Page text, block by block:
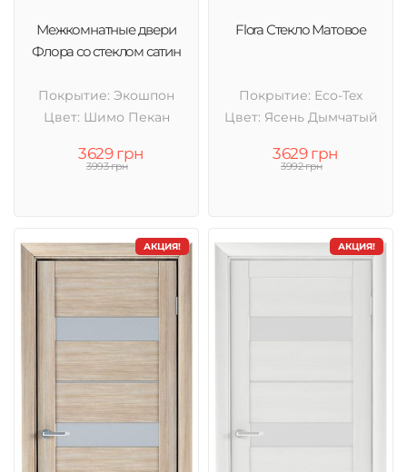
Межкомнатные двери
Флора со стеклом сатин
Покрытие: Экошпон
Цвет: Шимо Пекан
3629 грн
3993 грн
Flora Стекло Матовое
Покрытие: Eco-Tex
Цвет: Ясень Дымчатый
3629 грн
3992 грн
АКЦИЯ! АКЦИЯ!